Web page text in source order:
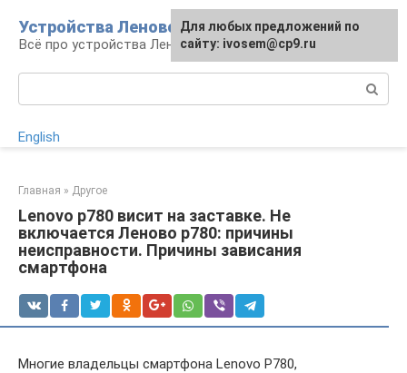
контенту
Устройства Леново
Всё про устройства Леново
English
Главная » Другое
Lenovo p780 висит на заставке. Не
включается Леново p780: причины
неисправности. Причины зависания
смартфона
Многие владельцы смартфона Lenovo P780,
Для любых предложений по
сайту: ivosem@cp9.ru